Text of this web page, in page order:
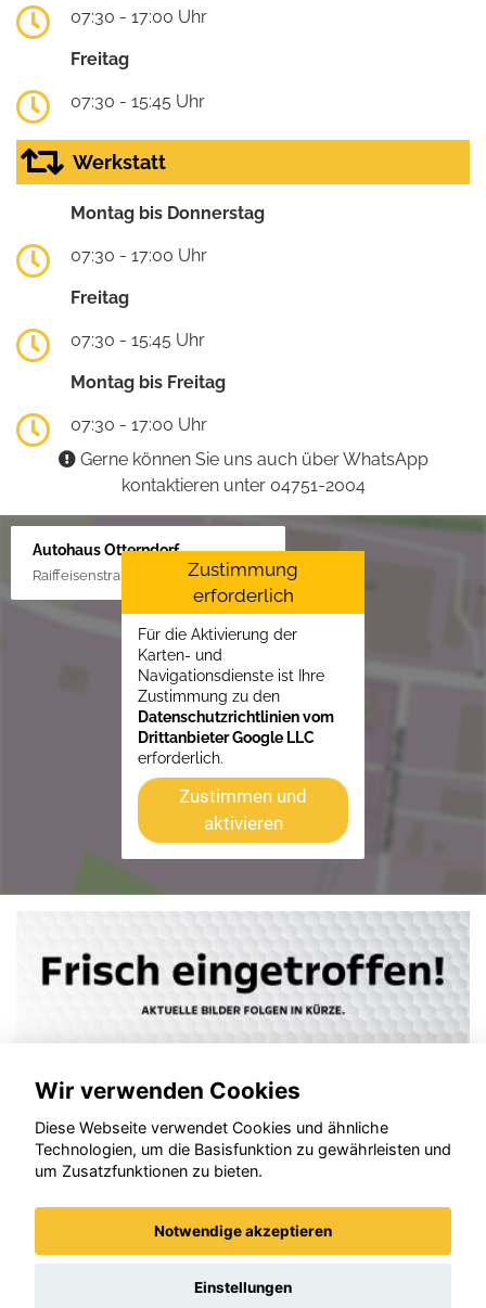
07:30 - 17:00 Uhr
Freitag
07:30 - 15:45 Uhr
Werkstatt
Montag bis Donnerstag
07:30 - 17:00 Uhr
Freitag
07:30 - 15:45 Uhr
Montag bis Freitag
07:30 - 17:00 Uhr
Gerne können Sie uns auch über WhatsApp
kontaktieren unter 04751-2004
Autohaus Otterndorf
Raiffeisenstraße 1, 21762 Otterndorf
Zustimmung
erforderlich
Für die Aktivierung der
Karten- und
Navigationsdienste ist Ihre
Zustimmung zu den
Datenschutzrichtlinien vom
Drittanbieter Google LLC
erforderlich.
Zustimmen und
aktivieren
Wir verwenden Cookies
Diese Webseite verwendet Cookies und ähnliche
Technologien, um die Basisfunktion zu gewährleisten und
um Zusatzfunktionen zu bieten.
Notwendige akzeptieren
Einstellungen